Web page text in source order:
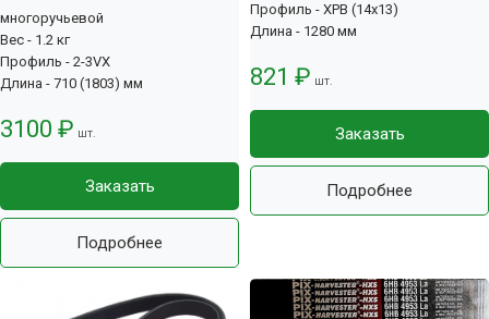
многоручьевой
Вес - 1.2 кг
Профиль - 2-3VX
Длина - 710 (1803) мм
3100 ₽ шт.
Заказать
Подробнее
Профиль - XPB (14x13)
Длина - 1280 мм
821 ₽ шт.
Заказать
Подробнее